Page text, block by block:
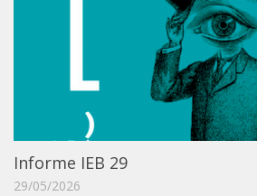
Informe IEB 29
29/05/2026